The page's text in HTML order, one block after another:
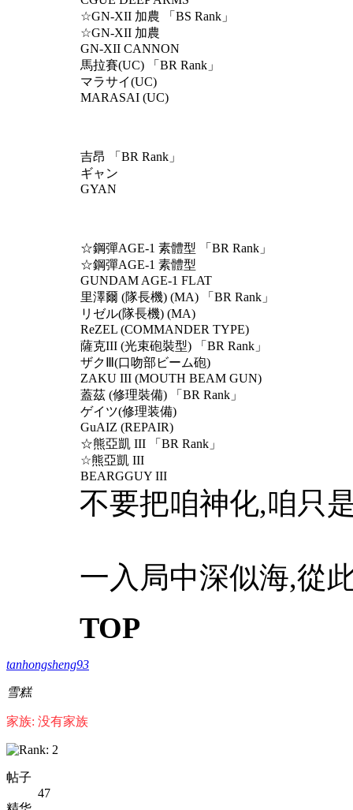
☆GN-XII 加農 「BS Rank」
☆GN-XII 加農
GN-XII CANNON
馬拉賽(UC) 「BR Rank」
マラサイ(UC)
MARASAI (UC)
吉昂 「BR Rank」
ギャン
GYAN
☆鋼彈AGE-1 素體型 「BR Rank」
☆鋼彈AGE-1 素體型
GUNDAM AGE-1 FLAT
里澤爾 (隊長機) (MA) 「BR Rank」
リゼル(隊長機) (MA)
ReZEL (COMMANDER TYPE)
薩克III (光束砲裝型) 「BR Rank」
ザクⅢ(口吻部ビーム砲)
ZAKU III (MOUTH BEAM GUN)
蓋茲 (修理裝備) 「BR Rank」
ゲイツ(修理装備)
GuAIZ (REPAIR)
☆熊亞凱 III 「BR Rank」
☆熊亞凱 III
BEARGGUY III
不要把咱神化,咱只
一入局中深似海,從
TOP
tanhongsheng93
雪糕
家族: 没有家族
帖子
47